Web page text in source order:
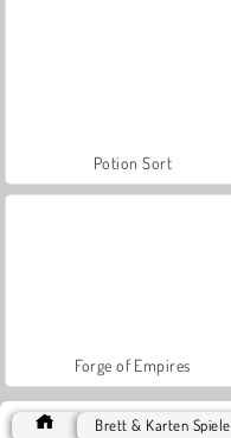
Potion Sort
Forge of Empires
Brett & Karten Spiele